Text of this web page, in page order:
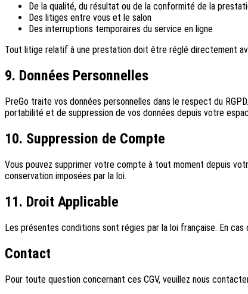
De la qualité, du résultat ou de la conformité de la
Des litiges entre vous et le salon
Des interruptions temporaires du service en ligne
Tout litige relatif à une prestation doit être réglé directement
9. Données Personnelles
PreGo traite vos données personnelles dans le respect du
portabilité et de suppression de vos données depuis votre
10. Suppression de Compte
Vous pouvez supprimer votre compte à tout moment depuis
conservation imposées par la loi.
11. Droit Applicable
Les présentes conditions sont régies par la loi française. En
Contact
Pour toute question concernant ces CGV, veuillez nous